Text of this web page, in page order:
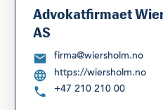
Advokatfirmaet
AS
firma@wiersholm.no
https://wiersholm.no
+47 210 210 00